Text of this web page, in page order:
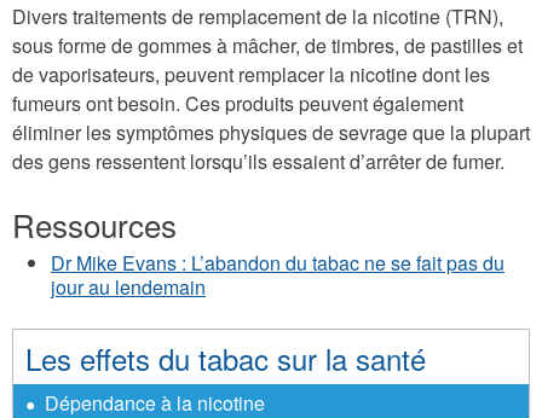
Divers traitements de remplacement de la nicotine (TRN),
sous forme de gommes à mâcher, de timbres, de pastilles et
de vaporisateurs, peuvent remplacer la nicotine dont les
fumeurs ont besoin. Ces produits peuvent également
éliminer les symptômes physiques de sevrage que la plupart
des gens ressentent lorsqu’ils essaient d’arrêter de fumer.
Ressources
Dr Mike Evans : L’abandon du tabac ne se fait pas du
jour au lendemain
Les effets du tabac sur la santé
Dépendance à la nicotine